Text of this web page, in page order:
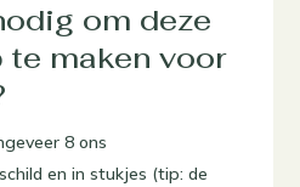
om deze
maken voor
8 ons
en in stukjes (tip: de